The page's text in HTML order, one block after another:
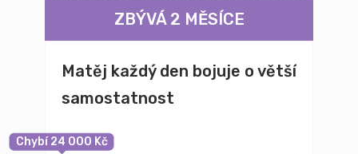
ZBÝVÁ 2 MĚSÍCE
Matěj každý den bojuje o větší
samostatnost
Chybí 24 000 Kč